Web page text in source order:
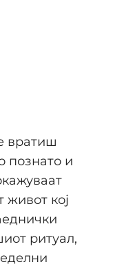
вратиш
познато и
живот кој
ритуал,